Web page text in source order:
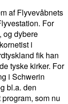
af Flyvevåbnets
For
og dybere
i
fik han
tyske kirker. For
i Schwerin
bl.a. den
som nu